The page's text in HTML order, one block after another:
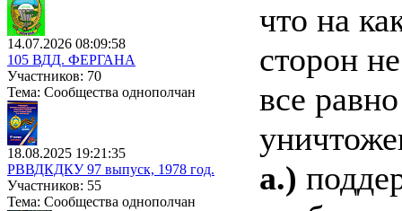
14.07.2026 08:09:58
105 ВДД. ФЕРГАНА
Участников: 70
Тема: Сообщества однополчан
18.08.2025 19:21:35
РВВДКДКУ 97 выпуск, 1978 год.
Участников: 55
Тема: Сообщества однополчан
что на
сторон
все
a.)